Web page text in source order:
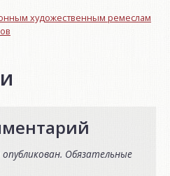
художественным ремеслам
Обязательные